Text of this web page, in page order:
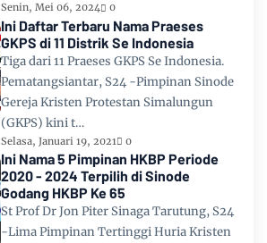
Senin, Mei 06, 2024 0
Ini Daftar Terbaru Nama Praeses
GKPS di 11 Distrik Se Indonesia
Tiga dari 11 Praeses GKPS Se Indonesia.
Pematangsiantar, S24 -Pimpinan Sinode
Gereja Kristen Protestan Simalungun
(GKPS) kini t…
Selasa, Januari 19, 2021 0
Ini Nama 5 Pimpinan HKBP Periode
2020 - 2024 Terpilih di Sinode
Godang HKBP Ke 65
St Prof Dr Jon Piter Sinaga Tarutung, S24
-Lima Pimpinan Tertinggi Huria Kristen